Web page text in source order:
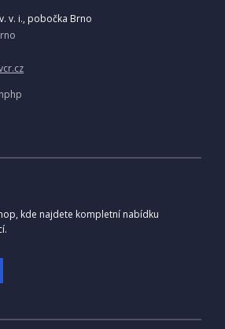
v. i., pobočka Brno
kde najdete kompletní nabídku